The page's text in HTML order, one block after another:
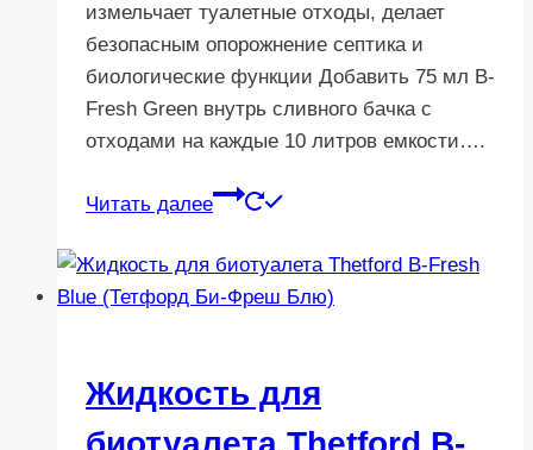
измельчает туалетные отходы, делает
безопасным опорожнение септика и
биологические функции Добавить 75 мл B-
Fresh Green внутрь сливного бачка с
отходами на каждые 10 литров емкости….
Читать далее
Жидкость для